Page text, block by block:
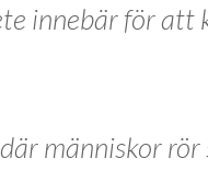
innebär för att
människor rör